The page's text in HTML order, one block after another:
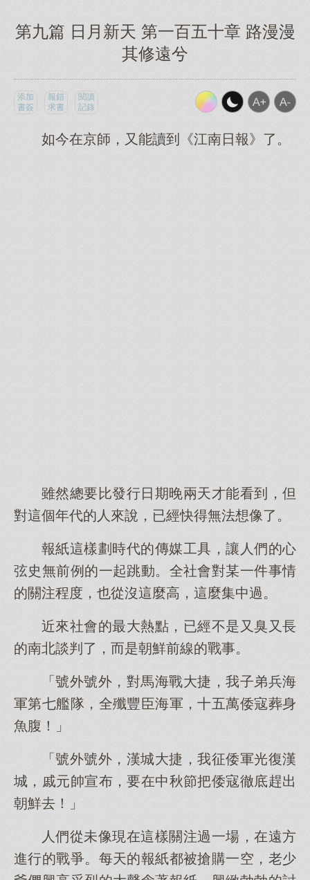
第九篇 日月新天 第一百五十章 路漫漫
其修遠兮
添加
書簽
報錯
求書
閱讀
記錄
如今在京師，又能讀到《江南日報》了。
雖然總要比發行日期晚兩天才能看到，但
對這個年代的人來說，已經快得無法想像了。
報紙這樣劃時代的傳媒工具，讓人們的心
弦史無前例的一起跳動。全社會對某一件事情
的關注程度，也從沒這麼高，這麼集中過。
近來社會的最大熱點，已經不是又臭又長
的南北談判了，而是朝鮮前線的戰事。
「號外號外，對馬海戰大捷，我子弟兵海
軍第七艦隊，全殲豐臣海軍，十五萬倭寇葬身
魚腹！」
「號外號外，漢城大捷，我征倭軍光復漢
城，戚元帥宣布，要在中秋節把倭寇徹底趕出
朝鮮去！」
人們從未像現在這樣關注過一場，在遠方
進行的戰爭。每天的報紙都被搶購一空，老少